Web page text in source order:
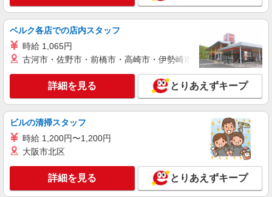
ベルク各店での店内スタッフ
時給 1,065円
古河市・佐野市・前橋市・高崎市・伊勢崎市・太田市・館林市
詳細を見る とりあえずキープ
ビルの清掃スタッフ
時給 1,200円〜1,200円
大阪市北区
詳細を見る とりあえずキープ